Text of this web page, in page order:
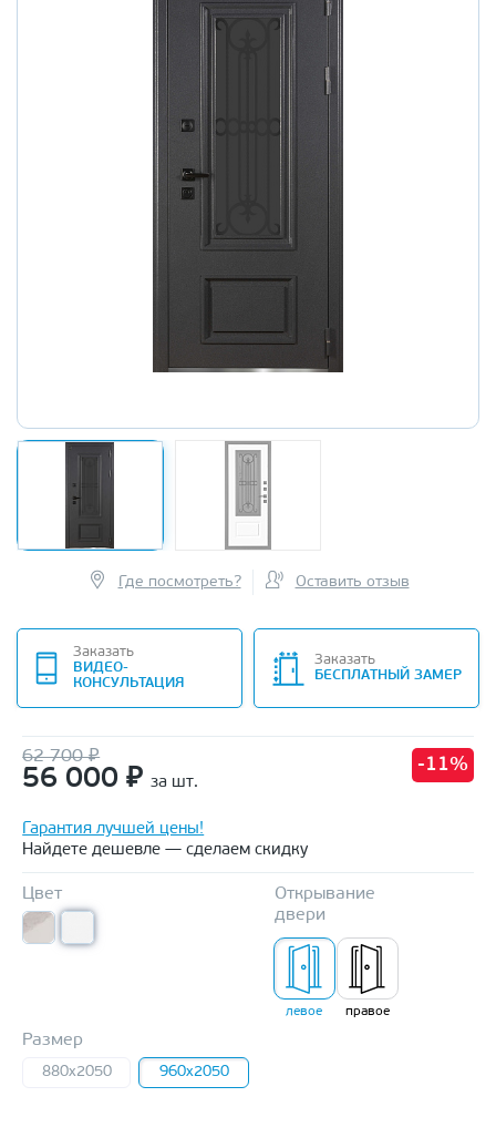
Где посмотреть? Оставить отзыв
Заказать
ВИДЕО-
КОНСУЛЬТАЦИЯ
Заказать
БЕСПЛАТНЫЙ ЗАМЕР
62 700 ₽
56 000 ₽ за шт.
-11%
Гарантия лучшей цены!
Найдете дешевле — сделаем скидку
Цвет
Открывание
двери
левое правое
Размер
880x2050 960x2050